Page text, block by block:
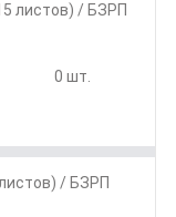
листов) / БЗРП
0 шт.
/ БЗРП